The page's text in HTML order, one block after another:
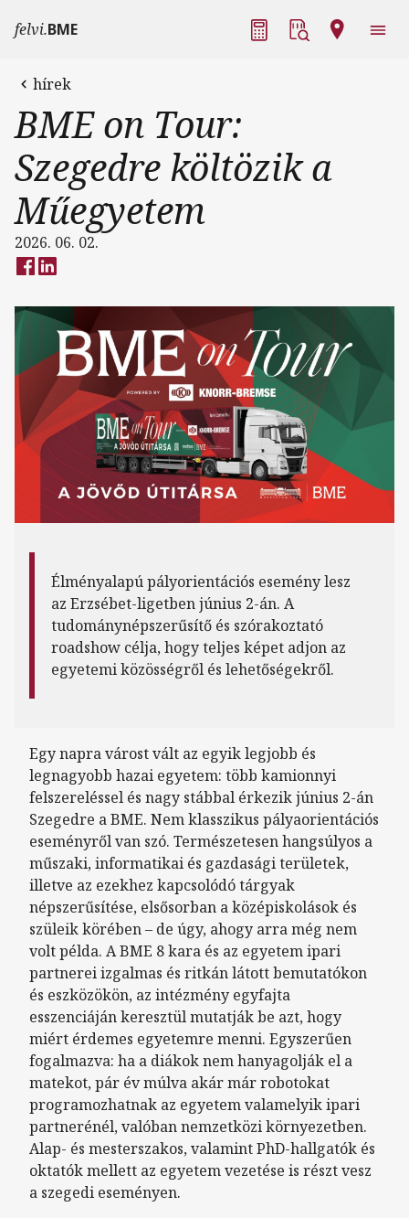
felvi.BME Fő navigáció
hírek
BME on Tour:
Szegedre költözik a
Műegyetem
2026. 06. 02.
Élményalapú pályorientációs esemény lesz
az Erzsébet-ligetben június 2-án. A
tudománynépszerűsítő és szórakoztató
roadshow célja, hogy teljes képet adjon az
egyetemi közösségről és lehetőségekről.
Egy napra várost vált az egyik legjobb és
legnagyobb hazai egyetem: több kamionnyi
felszereléssel és nagy stábbal érkezik június 2-án
Szegedre a BME. Nem klasszikus pályaorientációs
eseményről van szó. Természetesen hangsúlyos a
műszaki, informatikai és gazdasági területek,
illetve az ezekhez kapcsolódó tárgyak
népszerűsítése, elsősorban a középiskolások és
szüleik körében – de úgy, ahogy arra még nem
volt példa. A BME 8 kara és az egyetem ipari
partnerei izgalmas és ritkán látott bemutatókon
és eszközökön, az intézmény egyfajta
esszenciáján keresztül mutatják be azt, hogy
miért érdemes egyetemre menni. Egyszerűen
fogalmazva: ha a diákok nem hanyagolják el a
matekot, pár év múlva akár már robotokat
programozhatnak az egyetem valamelyik ipari
partnerénél, valóban nemzetközi környezetben.
Alap- és mesterszakos, valamint PhD-hallgatók és
oktatók mellett az egyetem vezetése is részt vesz
a szegedi eseményen.